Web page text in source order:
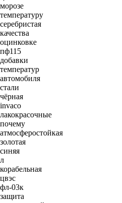
морозе
температуру
серебристая
качества
оцинковке
пф115
добавки
температур
автомобиля
стали
чёрная
invaco
лакокрасочные
почему
атмосферостойкая
золотая
синяя
л
корабельная
цвэс
фл-03к
защита